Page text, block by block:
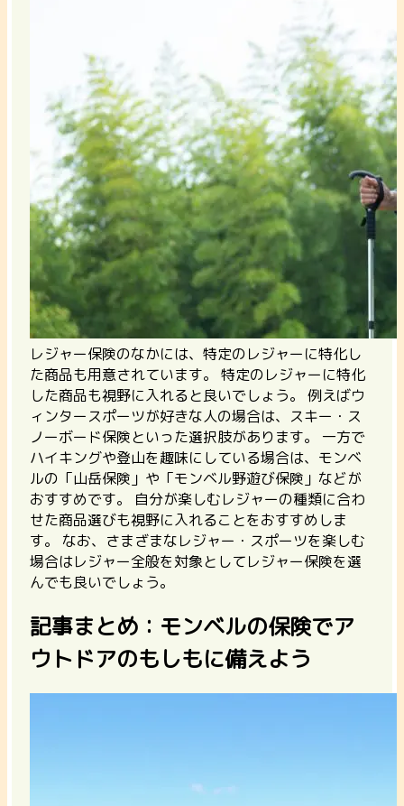
レジャー保険のなかには、特定のレジャーに特化し
た商品も用意されています。 特定のレジャーに特化
した商品も視野に入れると良いでしょう。 例えばウ
ィンタースポーツが好きな人の場合は、スキー・ス
ノーボード保険といった選択肢があります。 一方で
ハイキングや登山を趣味にしている場合は、モンベ
ルの「山岳保険」や「モンベル野遊び保険」などが
おすすめです。 自分が楽しむレジャーの種類に合わ
せた商品選びも視野に入れることをおすすめしま
す。
なお、さまざまなレジャー・スポーツを楽しむ
場合はレジャー全般を対象としてレジャー保険を選
んでも良いでしょう。
記事まとめ：モンベルの保険でア
ウトドアのもしもに備えよう